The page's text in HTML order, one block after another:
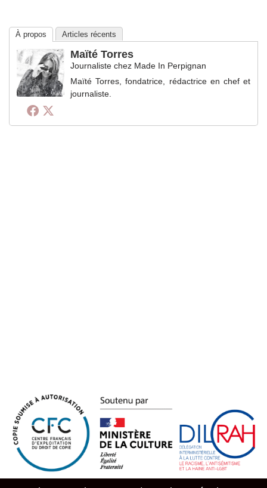
À propos Articles récents
Maïté Torres
Journaliste chez Made In Perpignan
Maïté Torres, fondatrice, rédactrice en chef et
journaliste.